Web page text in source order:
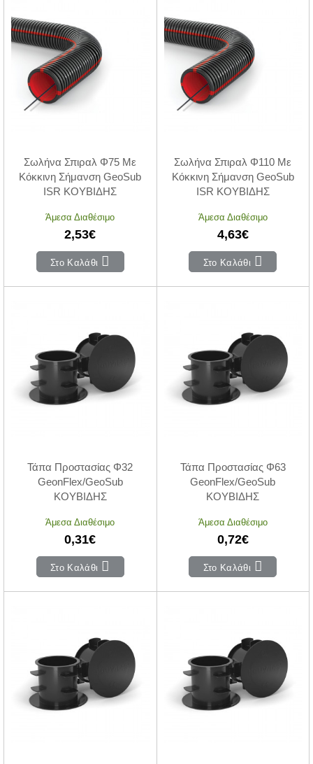
Σωλήνα Σπιραλ Φ75 Με
Κόκκινη Σήμανση GeoSub
ISR ΚΟΥΒΙΔΗΣ
Άμεσα Διαθέσιμο
2,53€
Στο Καλάθι
Σωλήνα Σπιραλ Φ110 Με
Κόκκινη Σήμανση GeoSub
ISR ΚΟΥΒΙΔΗΣ
Άμεσα Διαθέσιμο
4,63€
Στο Καλάθι
Τάπα Προστασίας Φ32
GeonFlex/GeoSub
ΚΟΥΒΙΔΗΣ
Άμεσα Διαθέσιμο
0,31€
Στο Καλάθι
Τάπα Προστασίας Φ63
GeonFlex/GeoSub
ΚΟΥΒΙΔΗΣ
Άμεσα Διαθέσιμο
0,72€
Στο Καλάθι